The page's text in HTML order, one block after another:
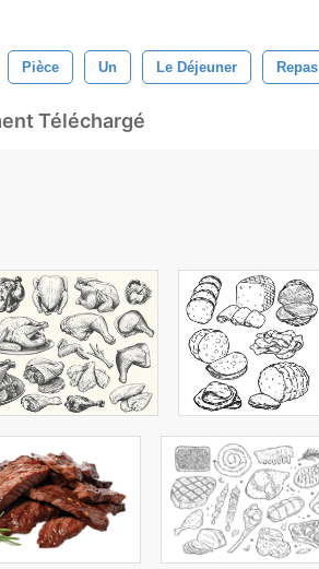
Pièce Un Le Déjeuner Repas
Téléchargé